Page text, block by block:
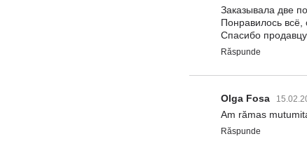
Заказывала две
Понравилось всё,
Спасибо продавцу
Răspunde
Olga Fosa
Am rămas
Răspunde